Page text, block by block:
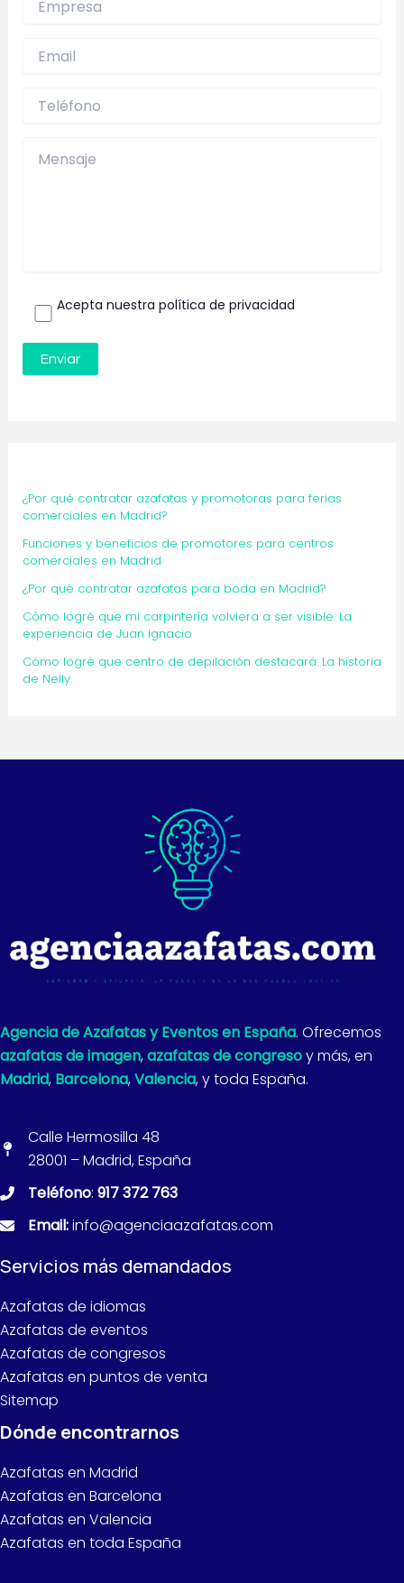
Acepta nuestra política de privacidad
¿Por qué contratar azafatas y promotoras para ferias
comerciales en Madrid?
Funciones y beneficios de promotores para centros
comerciales en Madrid
¿Por qué contratar azafatas para boda en Madrid?
Cómo logré que mi carpintería volviera a ser visible: La
experiencia de Juan Ignacio
Cómo logré que centro de depilación destacará: La historia
de Nelly
Agencia de Azafatas y Eventos en España. Ofrecemos
azafatas de imagen,azafatas de congresoy más, en
Madrid, Barcelona,Valencia, y toda España.
Calle Hermosilla 48
28001 – Madrid, España
Teléfono: 917 372 763
Email:info@agenciaazafatas.com
Servicios más demandados
Azafatas de idiomas
Azafatas de eventos
Azafatas de congresos
Azafatas en puntos de venta
Sitemap
Dónde encontrarnos
Azafatas en Madrid
Azafatas en Barcelona
Azafatas en Valencia
Azafatas en toda España